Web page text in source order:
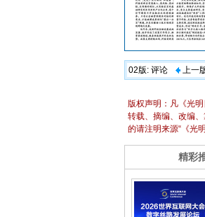
02版: 评论 上一